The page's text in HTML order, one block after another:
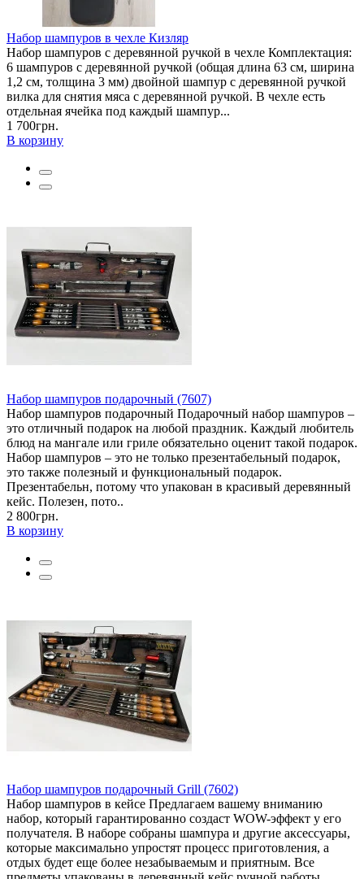
Набор шампуров в чехле Кизляр
Набор шампуров с деревянной ручкой в чехле Комплектация:
6 шампуров с деревянной ручкой (общая длина 63 см, ширина
1,2 см, толщина 3 мм) двойной шампур с деревянной ручкой
вилка для снятия мяса с деревянной ручкой. В чехле есть
отдельная ячейка под каждый шампур...
1 700грн.
В корзину
Набор шампуров подарочный (7607)
Набор шампуров подарочный Подарочный набор шампуров –
это отличный подарок на любой праздник. Каждый любитель
блюд на мангале или гриле обязательно оценит такой подарок.
Набор шампуров – это не только презентабельный подарок,
это также полезный и функциональный подарок.
Презентабельн, потому что упакован в красивый деревянный
кейс. Полезен, пото..
2 800грн.
В корзину
Набор шампуров подарочный Grill (7602)
Набор шампуров в кейсе Предлагаем вашему вниманию
набор, который гарантированно создаст WOW-эффект у его
получателя. В наборе собраны шампура и другие аксессуары,
которые максимально упростят процесс приготовления, а
отдых будет еще более незабываемым и приятным. Все